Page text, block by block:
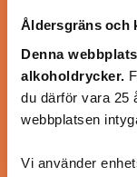
Åldersgräns och
Denna
alkoholdrycker.
du därför vara 25
webbplatsen
Vi använder